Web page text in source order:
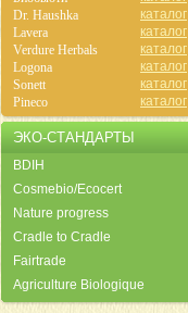
Dr. Haushka
каталог
Lavera
каталог
Verdure Herbals
каталог
Logona
каталог
Sonett
каталог
Pineco
каталог
ЭКО-СТАНДАРТЫ
BDIH
Cosmebio/Ecocert
Nature progress
Cradle to Cradle
Fairtrade
Agriculture Biologique